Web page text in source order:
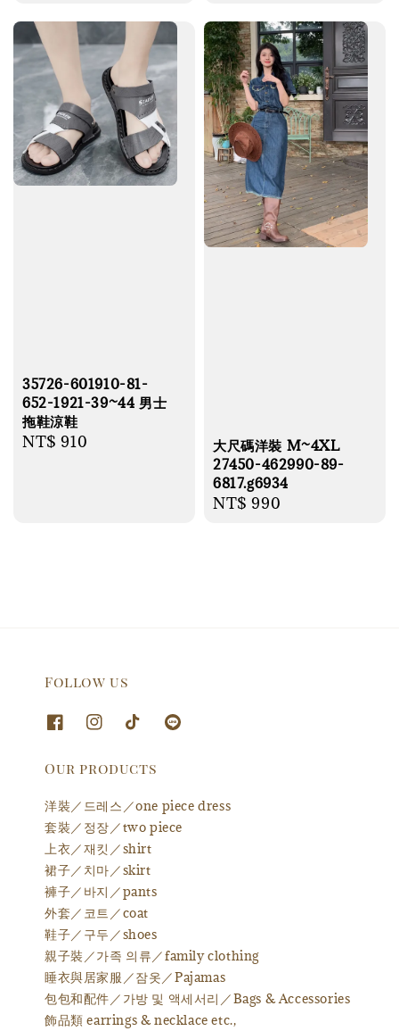
35726-601910-81-
652-1921-39~44 男士
拖鞋涼鞋
Regular
NT$ 910
大尺碼洋裝 M~4XL
27450-462990-89-
6817.g6934
Regular
NT$ 990
Follow us
Our products
洋裝／드레스／one piece dress
套裝／정장／two piece
上衣／재킷／shirt
裙子／치마／skirt
褲子／바지／pants
外套／코트／coat
鞋子／구두／shoes
親子裝／가족 의류／family clothing
睡衣與居家服／잠옷／Pajamas
包包和配件／가방 및 액세서리／Bags & Accessories
飾品類 earrings & necklace etc.,